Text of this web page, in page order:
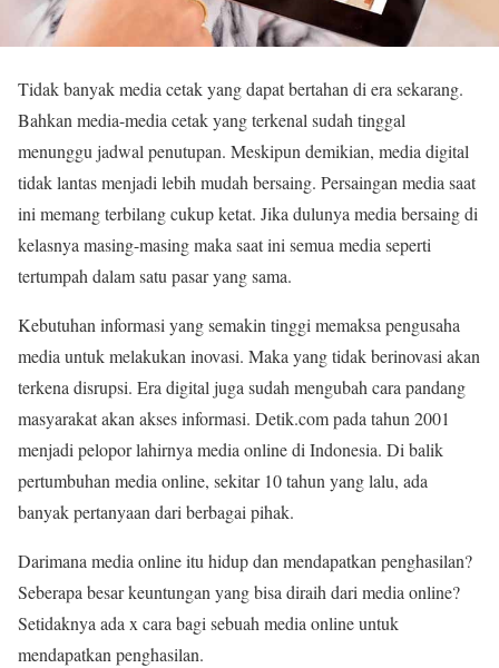
Tidak banyak media cetak yang dapat bertahan di era sekarang.
Bahkan media-media cetak yang terkenal sudah tinggal
menunggu jadwal penutupan. Meskipun demikian, media digital
tidak lantas menjadi lebih mudah bersaing. Persaingan media saat
ini memang terbilang cukup ketat. Jika dulunya media bersaing di
kelasnya masing-masing maka saat ini semua media seperti
tertumpah dalam satu pasar yang sama.
Kebutuhan informasi yang semakin tinggi memaksa pengusaha
media untuk melakukan inovasi. Maka yang tidak berinovasi akan
terkena disrupsi. Era digital juga sudah mengubah cara pandang
masyarakat akan akses informasi. Detik.com pada tahun 2001
menjadi pelopor lahirnya media online di Indonesia. Di balik
pertumbuhan media online, sekitar 10 tahun yang lalu, ada
banyak pertanyaan dari berbagai pihak.
Darimana media online itu hidup dan mendapatkan penghasilan?
Seberapa besar keuntungan yang bisa diraih dari media online?
Setidaknya ada x cara bagi sebuah media online untuk
mendapatkan penghasilan.